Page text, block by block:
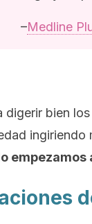
–Medline
digerir bien
ingiriendo
empezamos